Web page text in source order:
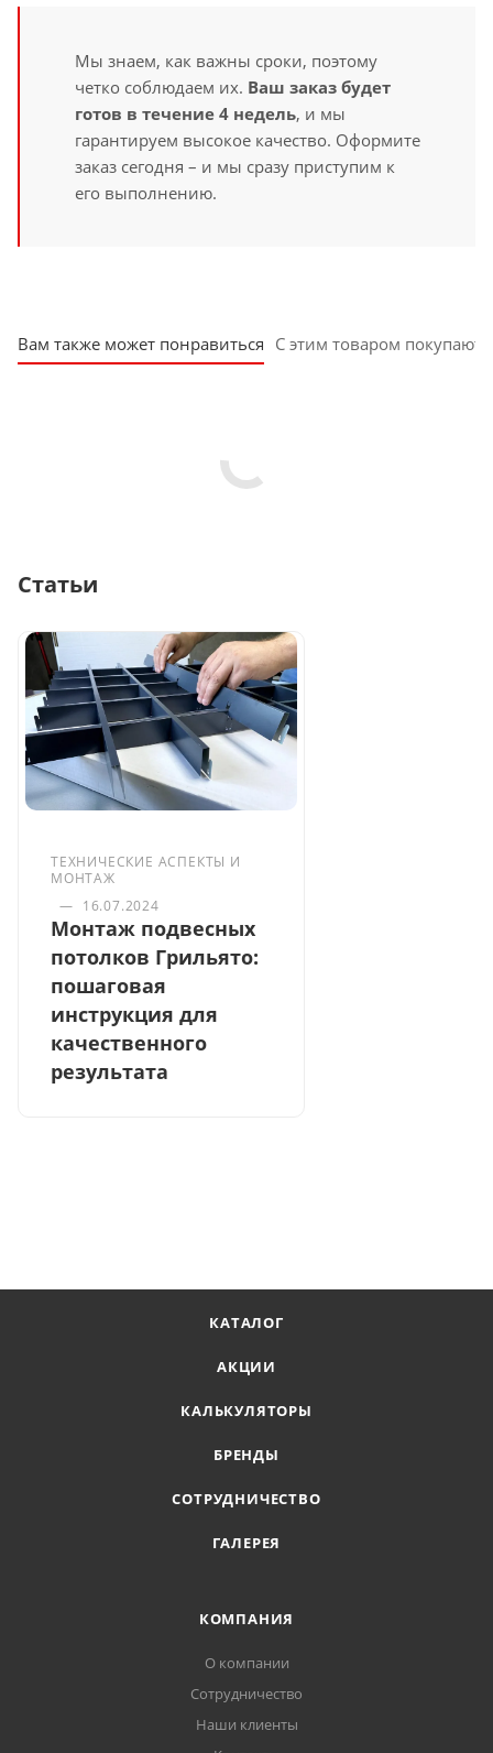
Мы знаем, как важны сроки, поэтому
четко соблюдаем их. Ваш заказ будет
готов в течение 4 недель, и мы
гарантируем высокое качество. Оформите
заказ сегодня – и мы сразу приступим к
его выполнению.
Вам также может понравиться С этим товаром покупают
Статьи
ТЕХНИЧЕСКИЕ АСПЕКТЫ И
МОНТАЖ
— 16.07.2024
Монтаж подвесных
потолков Грильято:
пошаговая
инструкция для
качественного
результата
КАТАЛОГ
АКЦИИ
КАЛЬКУЛЯТОРЫ
БРЕНДЫ
СОТРУДНИЧЕСТВО
ГАЛЕРЕЯ
КОМПАНИЯ
О компании
Сотрудничество
Наши клиенты